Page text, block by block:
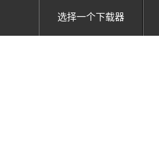
选择一个下载器